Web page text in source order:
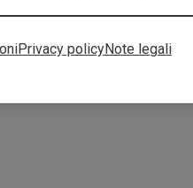
Privacy policyNote legali